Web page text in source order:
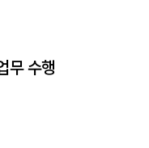
무 수행